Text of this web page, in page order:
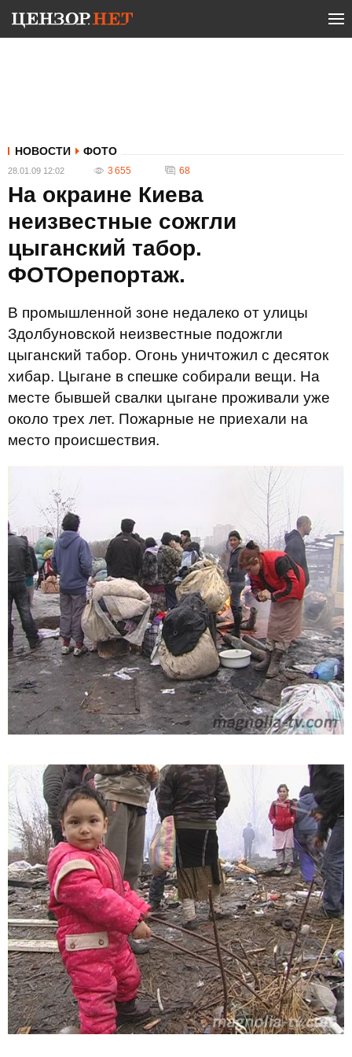
НОВОСТИ ФОТО
28.01.09 12:02 3 655 68
На окраине Киева
неизвестные сожгли
цыганский табор.
ФОТОрепортаж.
В промышленной зоне недалеко от улицы
Здолбуновской неизвестные подожгли
цыганский табор. Огонь уничтожил с десяток
хибар. Цыгане в спешке собирали вещи. На
месте бывшей свалки цыгане проживали уже
около трех лет. Пожарные не приехали на
место происшествия.